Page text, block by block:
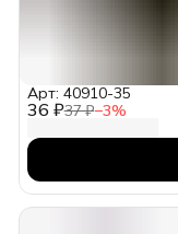
36 ₽37 ₽−3%
Арт: 40910-35